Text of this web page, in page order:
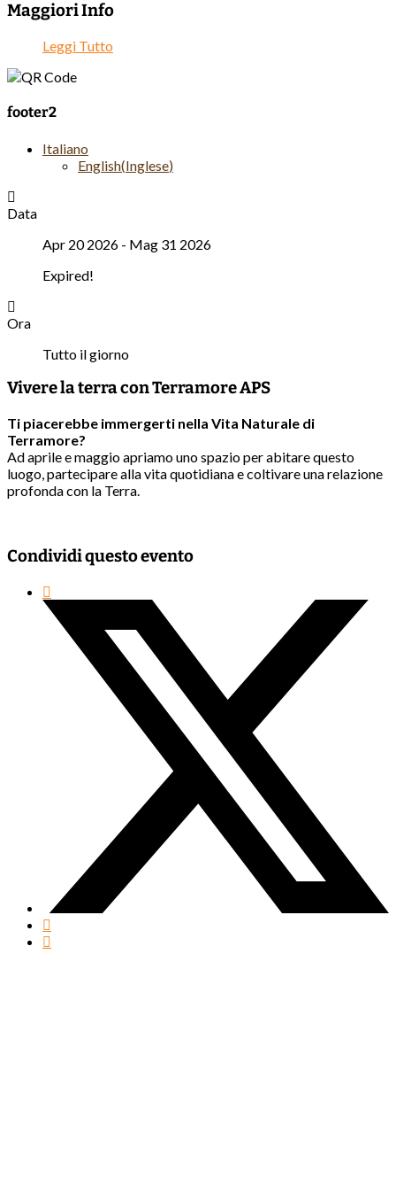
Maggiori Info
Leggi Tutto
footer2
Italiano
English(Inglese)
Data
Apr 20 2026 - Mag 31 2026
Expired!
Ora
Tutto il giorno
Vivere la terra con Terramore APS
Ti piacerebbe immergerti nella Vita Naturale di
Terramore?
Ad aprile e maggio apriamo uno spazio per abitare questo
luogo, partecipare alla vita quotidiana e coltivare una relazione
profonda con la Terra.
Condividi questo evento